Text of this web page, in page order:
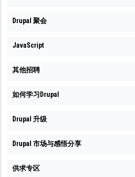
Drupal 聚会
JavaScript
其他招聘
如何学习Drupal
Drupal 升级
Drupal 市场与感悟分享
供求专区